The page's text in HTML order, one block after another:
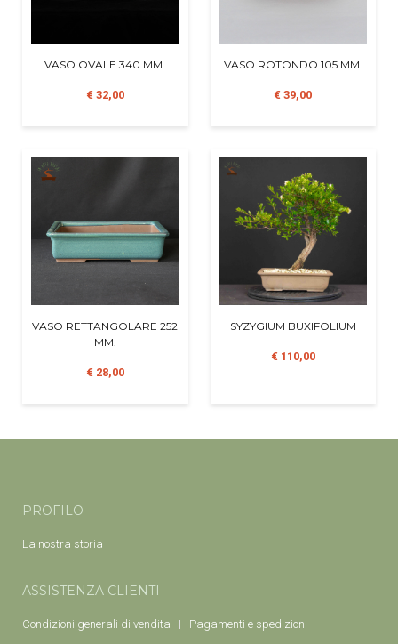
VASO OVALE 340 MM.
€ 32,00
VASO ROTONDO 105 MM.
€ 39,00
VASO RETTANGOLARE 252
MM.
€ 28,00
SYZYGIUM BUXIFOLIUM
€ 110,00
PROFILO
La nostra storia
ASSISTENZA CLIENTI
Condizioni generali di vendita Pagamenti e spedizioni